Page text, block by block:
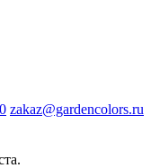
zakaz@gardencolors.ru